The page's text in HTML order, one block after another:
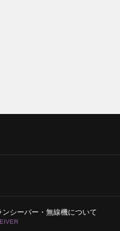
ンシーバー・無線機について